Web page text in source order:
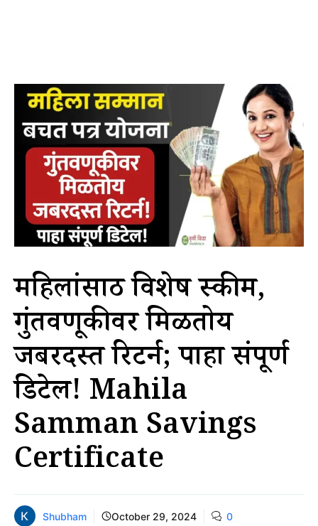
महिलांसाठी विशेष स्कीम,
गुंतवणूकीवर मिळतोय
जबरदस्त रिटर्न; पाहा संपूर्ण
डिटेल! Mahila
Samman Savings
Certificate
Shubham October 29, 2024 0